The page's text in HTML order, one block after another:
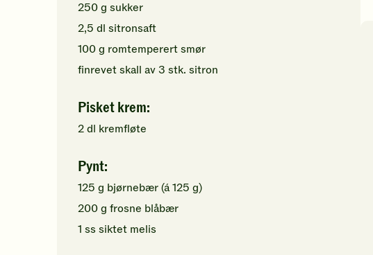
250g sukker
2,5 dl sitronsaft
100g romtemperertsmør
finrevet skall av 3 stk. sitron
Pisket krem:
2dl kremfløte
Pynt:
125 g bjørnebær(á 125 g)
200g frosne blåbær
1 ss siktet melis